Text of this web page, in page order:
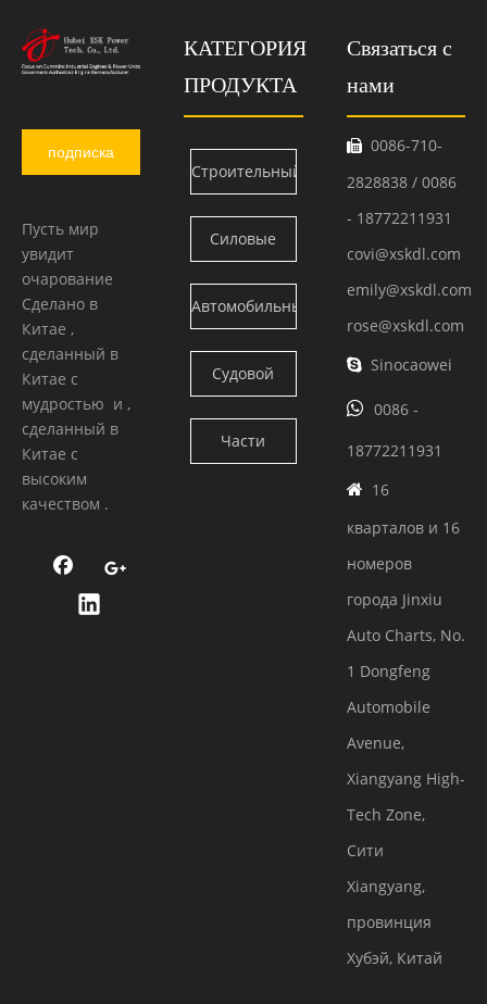
подписка
Пусть мир
увидит
очарование
Сделано в
Китае ,
сделанный в
Китае с
мудростью и ,
сделанный в
Китае с
высоким
качеством .
КАТЕГОРИЯ
ПРОДУКТА
Строительный
двигатель
Камминс
Силовые
блоки
Камминс
Автомобильный
двигатель
Камминс
Судовой
двигатель
Камминс
Части
Связаться с
нами
 0086-710-
2828838 / 0086
- 18772211931
covi@xskdl.com
emily@xskdl.com
rose@xskdl.com
 Sinocaowei
 0086 -
18772211931
 16
кварталов и 16
номеров
города Jinxiu
Auto Charts, No.
1 Dongfeng
Automobile
Avenue,
Xiangyang High-
Tech Zone,
Сити
Xiangyang,
провинция
Хубэй, Китай